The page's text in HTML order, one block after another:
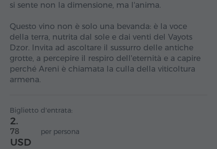
si sente non la dimensione, ma l'anima.
Questo vino non è solo una bevanda: è la voce
della terra, nutrita dal sole e dai venti del Vayots
Dzor. Invita ad ascoltare il sussurro delle antiche
grotte, a percepire il respiro dell'eternità e a capire
perché Areni è chiamata la culla della viticoltura
armena.
Biglietto d'entrata:
2.
78
USD
per persona